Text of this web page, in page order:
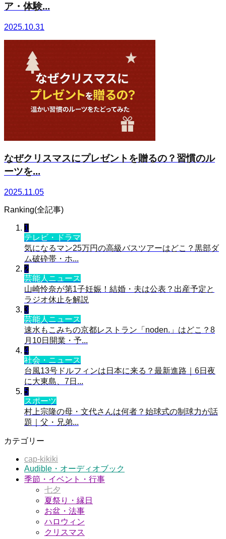
ア・体験...
2025.10.31
なぜクリスマスにプレゼントを贈るの？習慣のル
ーツを...
2025.11.05
Ranking(全記事)
1
テレビ・ドラマ
気になるマン25万円の高級バスツアーはどこ？黒部ダ
ム破砕帯・ホ...
2
芸能人ニュース
山崎怜奈が第1子妊娠！結婚・夫は公表？出産予定と
ラジオ休止を解説
3
芸能人ニュース
速水もこみちの京都レストラン「noden.」はどこ？8
月10日開業・予...
4
社会・ニュース
台風13号ドルフィンは日本に来る？最新進路｜6日夜
に大東島、7日...
5
スポーツ
村上宗隆の母・文代さんは何者？始球式の制球力が話
題｜父・兄弟...
カテゴリー
cap-kikiki
Audible・オーディオブック
季節・イベント・行事
七夕
夏祭り・縁日
お盆・法事
ハロウィン
クリスマス